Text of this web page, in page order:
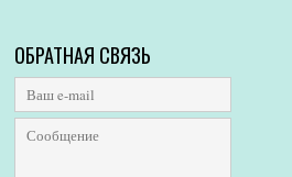
Amzan
Andre D`Archer
Andrea Maack
ОБРАТНАЯ СВЯЗЬ